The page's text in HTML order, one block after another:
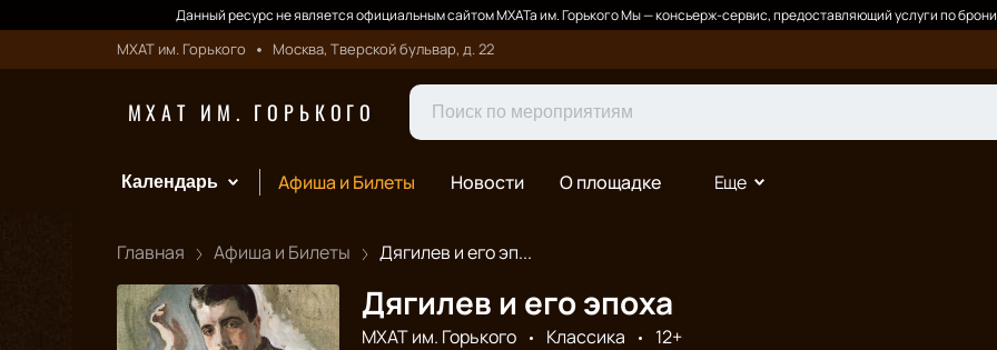
Данный ресурс не является официальным сайтом МХАТа им. Горького Мы — консьерж-сервис, предоставляющий услуги по
МХАТ им. Горького Москва, Тверской бульвар, д. 22
МХАТ ИМ. ГОРЬКОГО
Календарь Афиша и Билеты Новости О площадке Еще
Главная Афиша и Билеты Дягилев и его эп...
Дягилев и его эпоха
МХАТ им. Горького Классика
12+